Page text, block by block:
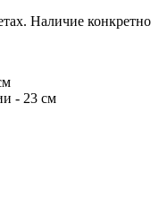
Наличие
- 23 см